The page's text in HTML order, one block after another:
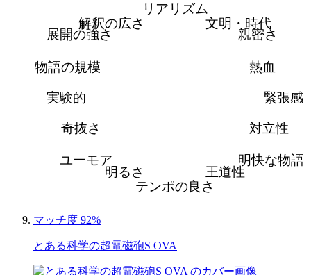
リアリズム
文明・時代
親密さ
熱血
緊張感
対立性
明快な物語
王道性
テンポの良さ
明るさ
ユーモア
奇抜さ
実験的
物語の規模
展開の強さ
解釈の広さ
マッチ度 92%
とある科学の超電磁砲S OVA